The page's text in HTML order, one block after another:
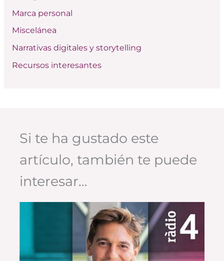
Marca personal
Miscelánea
Narrativas digitales y storytelling
Recursos interesantes
Si te ha gustado este
artículo, también te puede
interesar…